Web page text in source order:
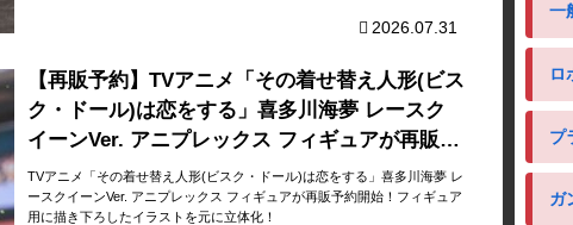
2026.07.31
【再販予約】TVアニメ「その着せ替え人形(ビス
ク・ドール)は恋をする」喜多川海夢 レースク
イーンVer. アニプレックス フィギュアが再販予
約開始！
TVアニメ「その着せ替え人形(ビスク・ドール)は恋をする」喜多川海夢 レ
ースクイーンVer. アニプレックス フィギュアが再販予約開始！フィギュア
用に描き下ろしたイラストを元に立体化！
一
ロ
プ
ガ